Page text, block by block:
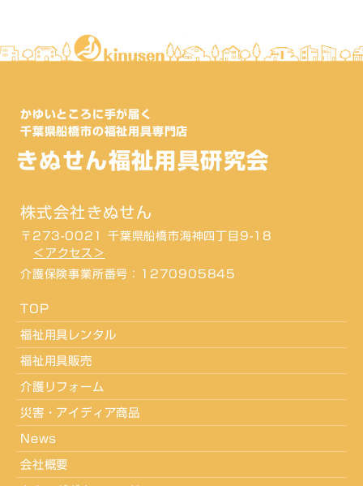
かゆいところに手が届く
千葉県船橋市の福祉用具専門店
きぬせん福祉用具研究会
株式会社きぬせん
〒273-0021 千葉県船橋市海神四丁目9-18
＜アクセス＞
介護保険事業所番号：1270905845
TOP
福祉用具レンタル
福祉用具販売
介護リフォーム
災害・アイディア商品
News
会社概要